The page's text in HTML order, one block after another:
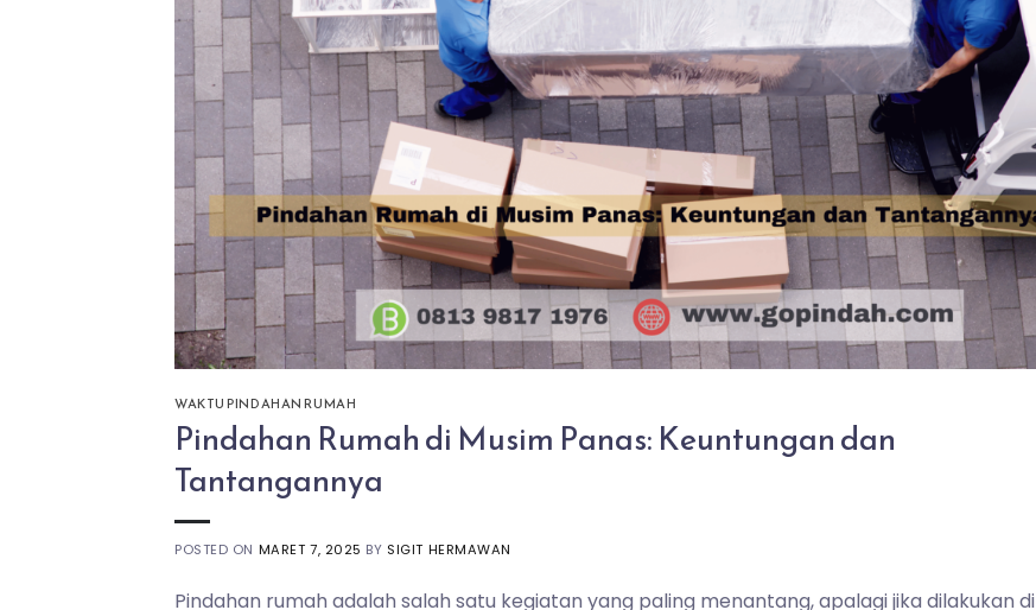
WAKTU PINDAHAN RUMAH
Pindahan Rumah di Musim Panas: Keuntungan dan
Tantangannya
POSTED ON MARET 7, 2025 BY SIGIT HERMAWAN
Pindahan rumah adalah salah satu kegiatan yang paling menantang, apalagi jika dilakukan di